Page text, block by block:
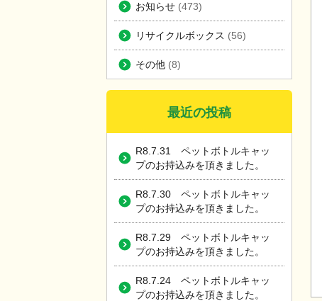
お知らせ(473)
リサイクルボックス (56)
その他(8)
最近の投稿
R8.7.31 ペットボトルキャッ
プのお持込みを頂きました。
R8.7.30 ペットボトルキャッ
プのお持込みを頂きました。
R8.7.29 ペットボトルキャッ
プのお持込みを頂きました。
R8.7.24 ペットボトルキャッ
プのお持込みを頂きました。